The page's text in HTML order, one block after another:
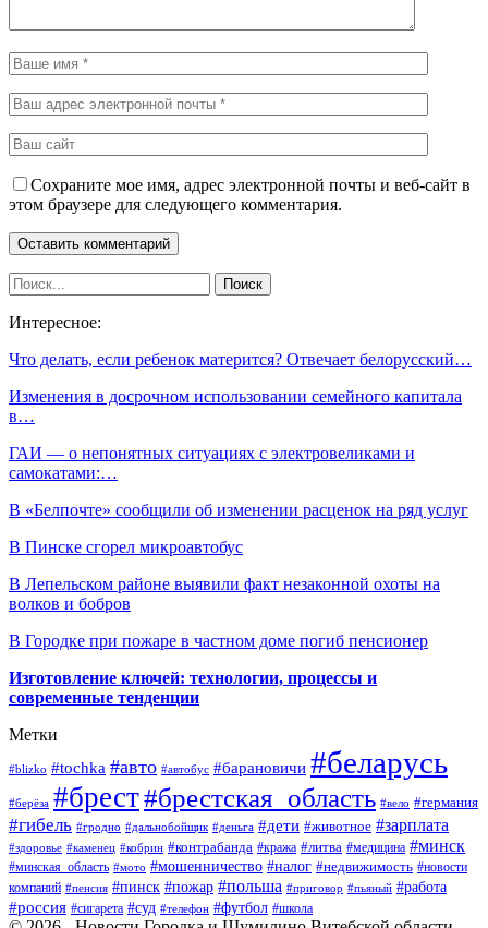
Сохраните мое имя, адрес электронной почты и веб-сайт в
этом браузере для следующего комментария.
Интересное:
Что делать, если ребенок матерится? Отвечает белорусский…
Изменения в досрочном использовании семейного капитала
в…
ГАИ — о непонятных ситуациях с электровеликами и
самокатами:…
В «Белпочте» сообщили об изменении расценок на ряд услуг
В Пинске сгорел микроавтобус
В Лепельском районе выявили факт незаконной охоты на
волков и бобров
В Городке при пожаре в частном доме погиб пенсионер
Изготовление ключей: технологии, процессы и
современные тенденции
Метки
#blizko #tochka #авто #автобус #барановичи #беларусь
#берёза #брест#брестская_область #вело #германия
#гибель #гродно #дальнобойщик #деньга #дети #животное #зарплата
#здоровье #каменец #кобрин #контрабанда #кража #литва #медицина #минск
#минская_область #мото #мошенничество #налог #недвижимость #новости
компаний #пенсия #пинск #пожар #польша #приговор #пьяный #работа
#россия #сигарета #суд #телефон #футбол #школа